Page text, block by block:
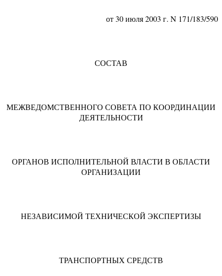
от 30 июля 2003 г. N 171/183/590
СОСТАВ
МЕЖВЕДОМСТВЕННОГО СОВЕТА ПО КООРДИНАЦИИ
ДЕЯТЕЛЬНОСТИ
ОРГАНОВ ИСПОЛНИТЕЛЬНОЙ ВЛАСТИ В ОБЛАСТИ
ОРГАНИЗАЦИИ
НЕЗАВИСИМОЙ ТЕХНИЧЕСКОЙ ЭКСПЕРТИЗЫ
ТРАНСПОРТНЫХ СРЕДСТВ